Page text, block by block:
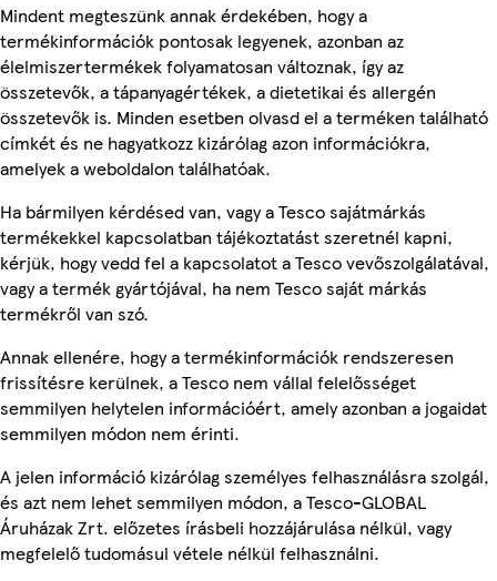
Mindent megteszünk annak érdekében, hogy a
termékinformációk pontosak legyenek, azonban az
élelmiszertermékek folyamatosan változnak, így az
összetevők, a tápanyagértékek, a dietetikai és allergén
összetevők is. Minden esetben olvasd el a terméken található
címkét és ne hagyatkozz kizárólag azon információkra,
amelyek a weboldalon találhatóak.
Ha bármilyen kérdésed van, vagy a Tesco sajátmárkás
termékekkel kapcsolatban tájékoztatást szeretnél kapni,
kérjük, hogy vedd fel a kapcsolatot a Tesco vevőszolgálatával,
vagy a termék gyártójával, ha nem Tesco saját márkás
termékről van szó.
Annak ellenére, hogy a termékinformációk rendszeresen
frissítésre kerülnek, a Tesco nem vállal felelősséget
semmilyen helytelen információért, amely azonban a jogaidat
semmilyen módon nem érinti.
A jelen információ kizárólag személyes felhasználásra szolgál,
és azt nem lehet semmilyen módon, a Tesco-GLOBAL
Áruházak Zrt. előzetes írásbeli hozzájárulása nélkül, vagy
megfelelő tudomásul vétele nélkül felhasználni.